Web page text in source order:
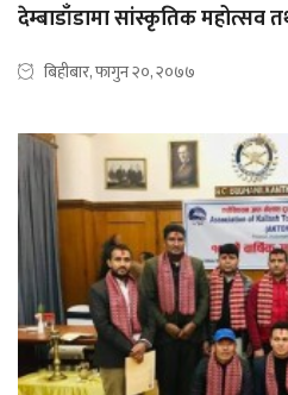
देम्बाडाँडामा सांस्कृतिक महोत्सव
बिहीबार, फागुन २०, २०७७